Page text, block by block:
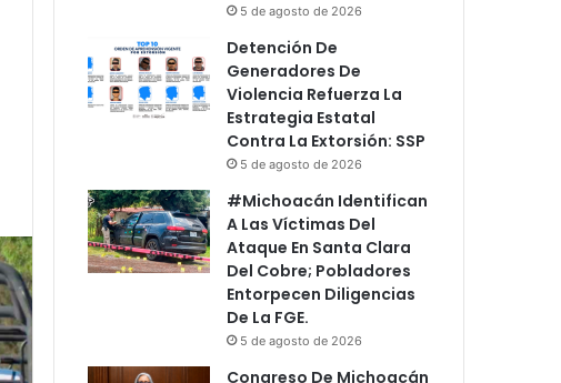
5 de agosto de 2026
Detención De
Generadores De
Violencia Refuerza La
Estrategia Estatal
Contra La Extorsión: SSP
5 de agosto de 2026
#Michoacán Identifican
A Las Víctimas Del
Ataque En Santa Clara
Del Cobre; Pobladores
Entorpecen Diligencias
De La FGE.
5 de agosto de 2026
Congreso De Michoacán